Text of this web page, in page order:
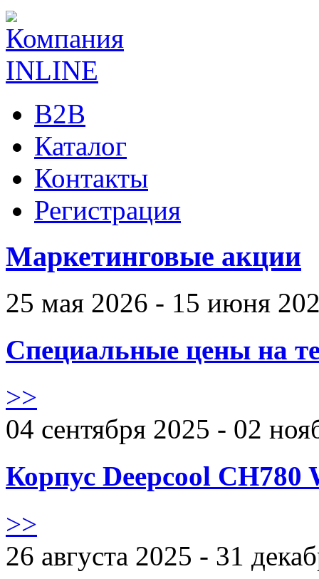
B2B
Каталог
Контакты
Регистрация
Маркетинговые акции
25 мая 2026 - 15 июня
Специальные цены на
>>
04 сентября 2025 - 02
Корпус Deepcool CH780
>>
26 августа 2025 - 31